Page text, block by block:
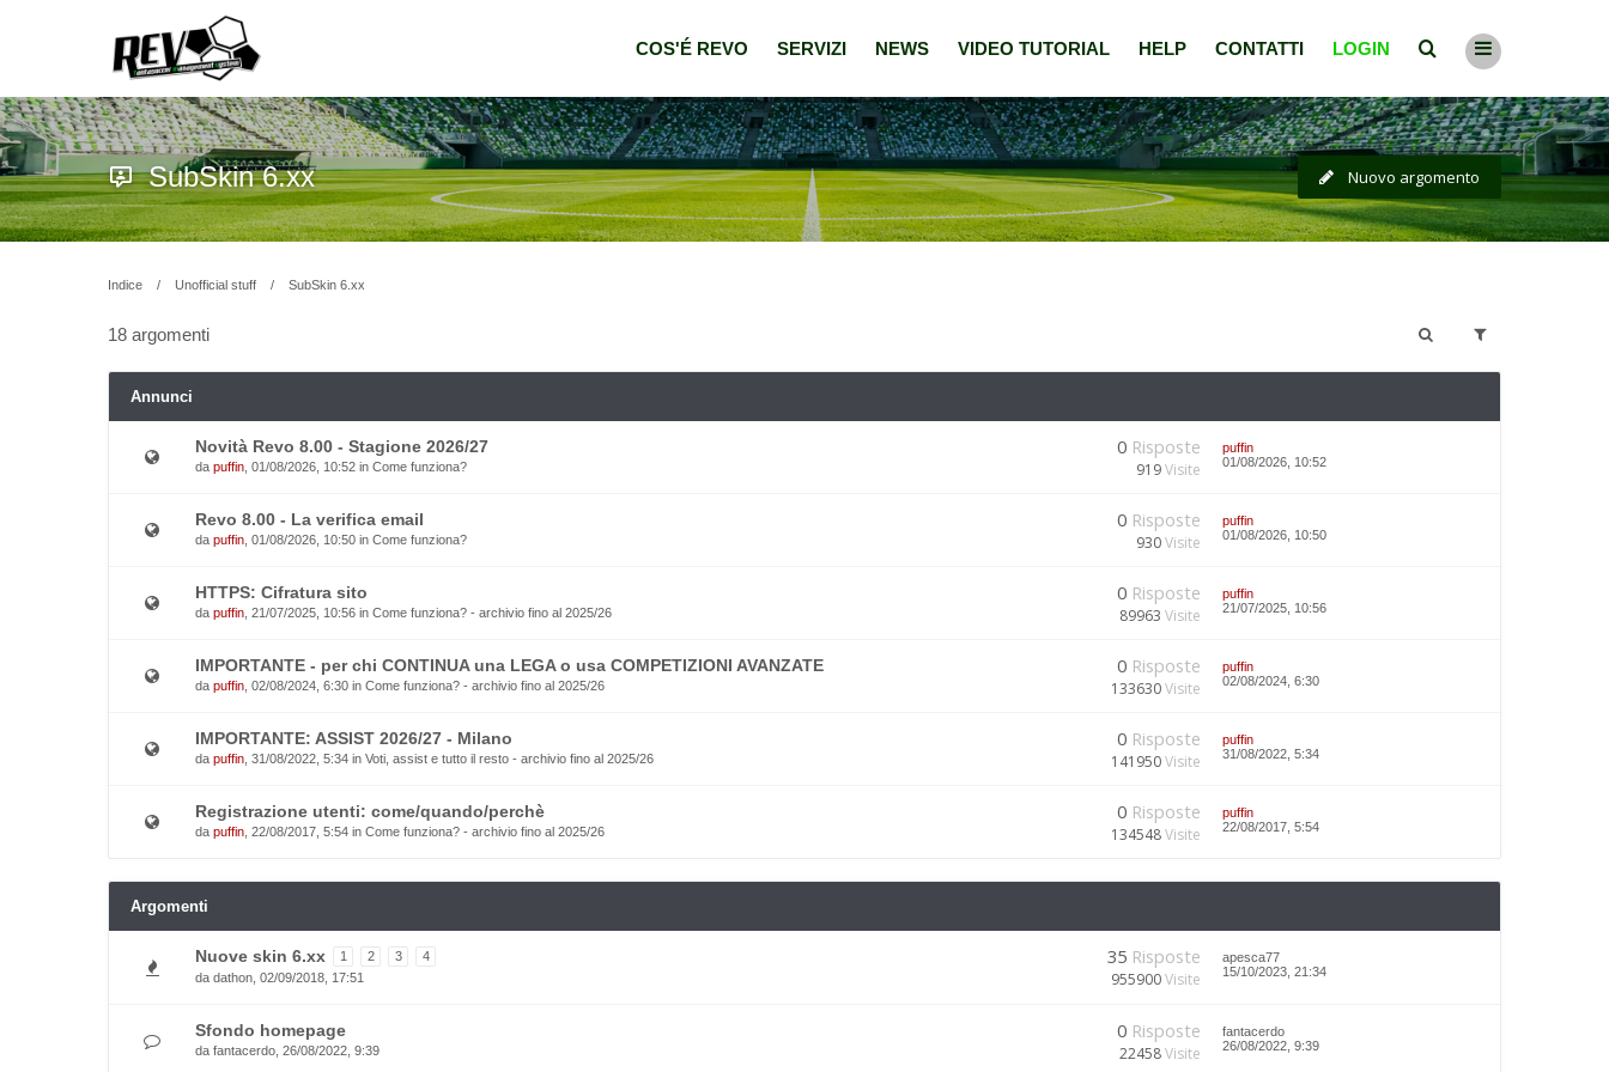
COS'É REVO SERVIZI NEWS VIDEO TUTORIAL HELP CONTATTI LOGIN
SubSkin 6.xx Nuovo argomento
Indice Unofficial stuff SubSkin 6.xx
18 argomenti
Annunci
Novità Revo 8.00 - Stagione 2026/27
da puffin , 01/08/2026, 10:52 in Come funziona?
0 Risposte
919Visite
puffin
01/08/2026, 10:52
Revo 8.00 - La verifica email
da puffin , 01/08/2026, 10:50 in Come funziona?
0 Risposte
930Visite
puffin
01/08/2026, 10:50
HTTPS: Cifratura sito
da puffin , 21/07/2025, 10:56 in Come funziona? - archivio fino al 2025/26
0 Risposte
89963 Visite
puffin
21/07/2025, 10:56
IMPORTANTE - per chi CONTINUA una LEGA o usa COMPETIZIONI AVANZATE
da puffin , 02/08/2024, 6:30 in Come funziona? - archivio fino al 2025/26
0 Risposte
133630Visite
puffin
02/08/2024, 6:30
IMPORTANTE: ASSIST 2026/27 - Milano
da puffin , 31/08/2022, 5:34 in Voti, assist e tutto il resto - archivio fino al 2025/26
0 Risposte
141950Visite
puffin
31/08/2022, 5:34
Registrazione utenti: come/quando/perchè
da puffin , 22/08/2017, 5:54 in Come funziona? - archivio fino al 2025/26
0 Risposte
134548Visite
puffin
22/08/2017, 5:54
Argomenti
Nuove skin 6.xx 1 2 3
4
da dathon , 02/09/2018, 17:51
35 Risposte
955900Visite
apesca77
15/10/2023, 21:34
Sfondo homepage
da fantacerdo , 26/08/2022, 9:39
0 Risposte
22458Visite
fantacerdo
26/08/2022, 9:39